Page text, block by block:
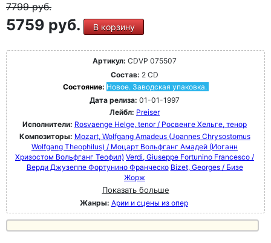
7799руб.
5759 руб. В корзину
Артикул: CDVP 075507
Состав: 2 CD
Состояние: Новое. Заводская упаковка.
Дата релиза: 01-01-1997
Лейбл: Preiser
Исполнители: Rosvaenge Helge, tenor / Росвенге Хельге, тенор
Композиторы: Mozart, Wolfgang Amadeus (Joannes Chrysostomus
Wolfgang Theophilus) / Моцарт Вольфганг Амадей (Иоганн
Хризостом Вольфганг Теофил) Verdi, Giuseppe Fortunino Francesco /
Верди Джузеппе Фортунино Франческо Bizet, Georges / Бизе
Жорж
Показать больше
Жанры: Арии и сцены из опер